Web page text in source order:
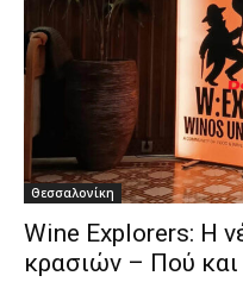
Θεσσαλονίκη
Wine Explorers: Η
κρασιών – Πού και